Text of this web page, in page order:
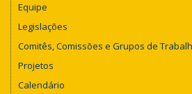
Equipe
Legislações
Comitês, Comissões e Grupos de
Projetos
Calendário